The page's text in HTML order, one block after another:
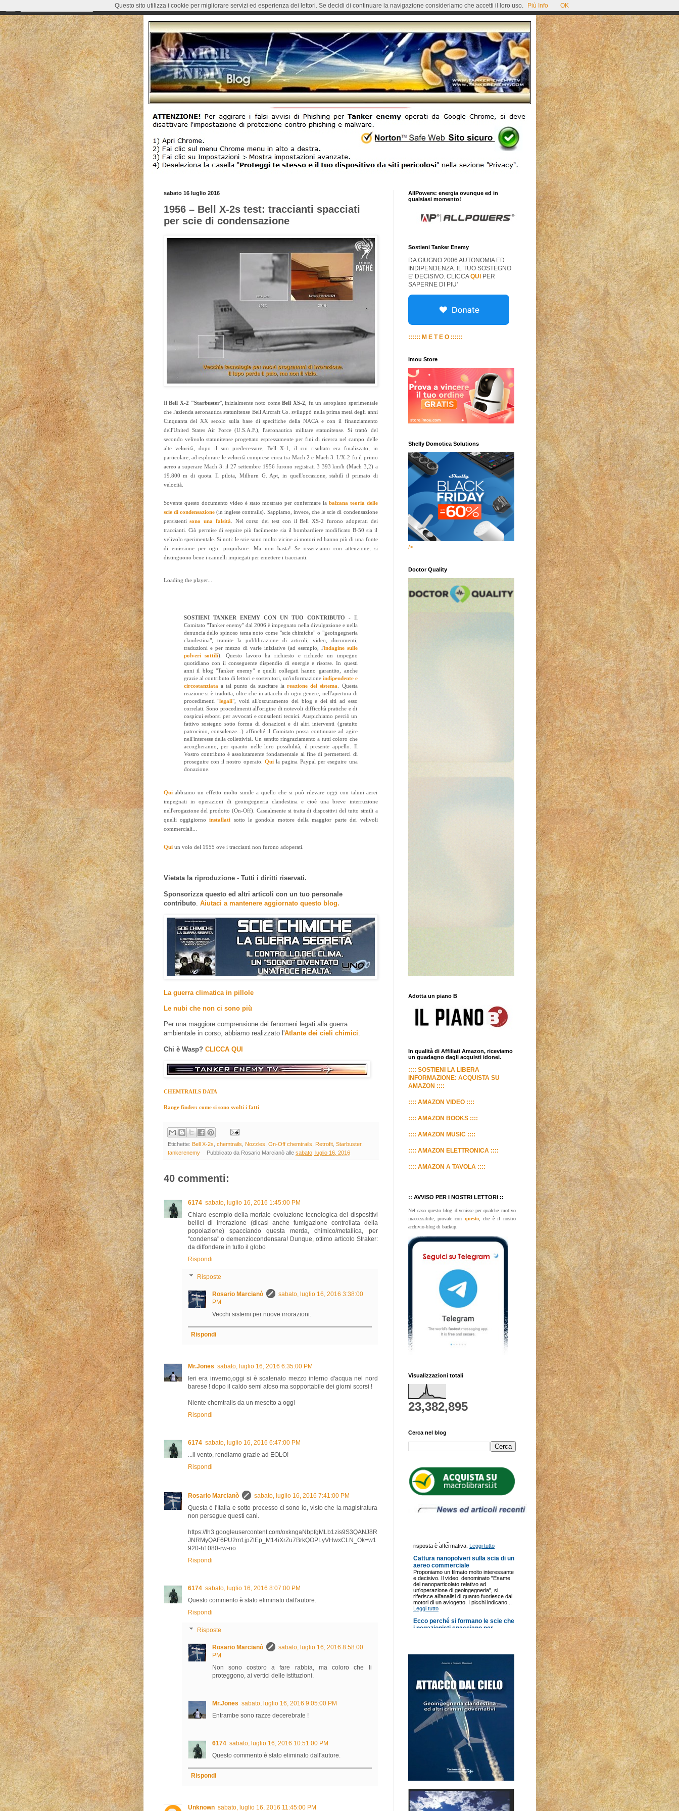
sabato 16 luglio 2016
1956 – Bell X-2s test: traccianti spacciati
per scie di condensazione
IlBell X-2 "Starbuster", inizialmente noto comeBell XS-2 , fu un aeroplano sperimentale
che l'azienda aeronautica statunitense Bell Aircraft Co. sviluppò nella prima metà degli anni
Cinquanta del XX secolo sulla base di specifiche della NACA e con il finanziamento
dell'United States Air Force (U.S.A.F.), l'aeronautica militare statunitense. Si trattò del
secondo velivolo statunitense progettato espressamente per fini di ricerca nel campo delle
alte velocità, dopo il suo predecessore, Bell X-1, il cui risultato era finalizzato, in
particolare, ad esplorare le velocità comprese circa tra Mach 2 e Mach 3. L'X-2 fu il primo
aereo a superare Mach 3: il 27 settembre 1956 furono registrati 3 393 km/h (Mach 3,2) a
19.800 m di quota. Il pilota, Milburn G. Apt, in quell'occasione, stabilì il primato di
velocità.
Sovente questo documento video è stato mostrato per confermare la balzana teoria delle
scie di condensazione(in inglese contrails). Sappiamo, invece, che le scie di condensazione
persistentisono una falsità . Nel corso dei test con il Bell XS-2 furono adoperati dei
traccianti. Ciò permise di seguire più facilmente sia il bombardiere modificato B-50 sia il
velivolo sperimentale. Si noti: le scie sono molto vicine ai motori ed hanno più di una fonte
di emissione per ogni propulsore. Ma non basta! Se osserviamo con attenzione, si
distinguono bene i cannelli impiegati per emettere i traccianti.
Loading the player...
SOSTIENI TANKER ENEMY CON UN TUO CONTRIBUTO - Il
Comitato "Tanker enemy" dal 2006 è impegnato nella divulgazione e nella
denuncia dello spinoso tema noto come "scie chimiche" o "geoingegneria
clandestina", tramite la pubblicazione di articoli, video, documenti,
traduzioni e per mezzo di varie iniziative (ad esempio, l'indagine sulle
polveri sottili). Questo lavoro ha richiesto e richiede un impegno
quotidiano con il conseguente dispendio di energie e risorse. In questi
anni il blog "Tanker enemy" e quelli collegati hanno garantito, anche
grazie al contributo di lettori e sostenitori, un'informazione indipendente e
circostanziata a tal punto da suscitare lareazione del sistema
. Questa
reazione si è tradotta, oltre che in attacchi di ogni genere, nell'apertura di
procedimenti "legali", volti all'oscuramento del blog e dei siti ad esso
correlati. Sono procedimenti all'origine di notevoli difficoltà pratiche e di
cospicui esborsi per avvocati e consulenti tecnici. Auspichiamo perciò un
fattivo sostegno sotto forma di donazioni e di altri interventi (gratuito
patrocinio, consulenze...) affinché il Comitato possa continuare ad agire
nell'interesse della collettività. Un sentito ringraziamento a tutti coloro che
accoglieranno, per quanto nelle loro possibilità, il presente appello. Il
Vostro contributo è assolutamente fondamentale al fine di permetterci di
proseguire con il nostro operato. Quila pagina Paypal per eseguire una
donazione.
Quiabbiamo un effetto molto simile a quello che si può rilevare oggi con taluni aerei
impegnati in operazioni di geoingegneria clandestina e cioè una breve interruzione
nell'erogazione del prodotto (On-Off). Casualmente si tratta di dispositivi del tutto simili a
quelli oggigiornoinstallati sotto le gondole motore della maggior parte dei velivoli
commerciali...
Quiun volo del 1955 ove i traccianti non furono adoperati.
Vietata la riproduzione - Tutti i diritti riservati.
Sponsorizza questo ed altri articoli con un tuo personale
contributo. Aiutaci a mantenere aggiornato questo blog.
La guerra climatica in pillole
Le nubi che non ci sono più
Per una maggiore comprensione dei fenomeni legati alla guerra
ambientale in corso, abbiamo realizzato l'Atlante dei cieli chimici.
Chi è Wasp? CLICCA QUI
CHEMTRAILS DATA
Range finder: come si sono svolti i fatti
Etichette: Bell X-2s chemtrails Nozzles On-Off chemtrails Retrofit, Starbuster,
tankerenemy
Pubblicato da Rosario Marcianò allesabato, luglio 16, 2016
40 commenti:
6174 sabato, luglio 16, 2016 1:45:00 PM
Chiaro esempio della mortale evoluzione tecnologica dei dispositivi
bellici di irrorazione (dicasi anche fumigazione controllata della
popolazione) spacciando questa merda, chimico/metallica, per
"condensa" o demenziocondensara! Dunque, ottimo articolo Straker:
da diffondere in tutto il globo
Rispondi
Risposte
Rosario Marcianò
sabato, luglio 16, 2016 3:38:00
PM
Vecchi sistemi per nuove irrorazioni.
Rispondi
Mr.Jones sabato, luglio 16, 2016 6:35:00 PM
Ieri era inverno,oggi si è scatenato mezzo inferno d'acqua nel nord
barese ! dopo il caldo semi afoso ma sopportabile dei giorni scorsi !
Niente chemtrails da un mesetto a oggi
Rispondi
6174 sabato, luglio 16, 2016 6:47:00 PM
...il vento, rendiamo grazie ad EOLO!
Rispondi
Rosario Marcianò
sabato, luglio 16, 2016 7:41:00 PM
Questa è l'Italia e sotto processo ci sono io, visto che la magistratura
non persegue questi cani.
https://lh3.googleusercontent.com/oxkngaNbpfgMLb1zis9S3QANJ8R
JNRMyQAF6PU2m1jpZtEp_M14iXrZu7BrkQOPLyVHwxCLN_Ok=w1
920-h1080-rw-no
Rispondi
6174 sabato, luglio 16, 2016 8:07:00 PM
Questo commento è stato eliminato dall'autore.
Rispondi
Risposte
Rosario Marcianò
sabato, luglio 16, 2016 8:58:00
PM
Non sono costoro a fare rabbia, ma coloro che li
proteggono, ai vertici delle istituzioni.
Mr.Jones sabato, luglio 16, 2016 9:05:00 PM
Entrambe sono razze decerebrate !
6174 sabato, luglio 16, 2016 10:51:00 PM
Questo commento è stato eliminato dall'autore.
Rispondi
Unknown sabato, luglio 16, 2016 11:45:00 PM
AllPowers: energia ovunque ed in
qualsiasi momento!
Sostieni Tanker Enemy
DA GIUGNO 2006 AUTONOMIA ED
INDIPENDENZA. IL TUO SOSTEGNO
E' DECISIVO. CLICCAQUI
PER
SAPERNE DI PIU'
:::::: M E T E O ::::::
Imou Store
Shelly Domotica Solutions
/>
Doctor Quality
Adotta un piano B
In qualità di Affiliati Amazon, riceviamo
un guadagno dagli acquisti idonei.
:::: SOSTIENI LA LIBERA
INFORMAZIONE: ACQUISTA SU
AMAZON ::::
:::: AMAZON VIDEO ::::
:::: AMAZON BOOKS ::::
:::: AMAZON MUSIC ::::
:::: AMAZON ELETTRONICA ::::
:::: AMAZON A TAVOLA ::::
:: AVVISO PER I NOSTRI LETTORI ::
Nel caso questo blog divenisse per qualche motivo
inaccessibile, provate con questo, che è il nostro
archivio-blog di backup.
Visualizzazioni totali
23,382,895
Cerca nel blog
Questo sito utilizza i cookie per migliorare servizi ed esperienza dei lettori. Se decidi di continuare la navigazione consideriamo che accetti il loro uso. Più Info OK